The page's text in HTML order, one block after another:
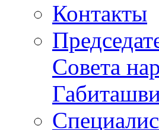
Контакты
Совета